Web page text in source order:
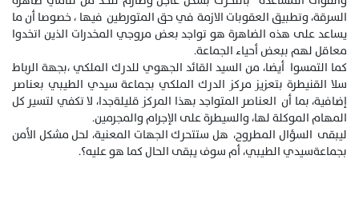
السرقة، وتطبيق العقوبات الازمة في حق المتورطين فيها ، خصوصا أن ما
يساعد على هذه الضاهرة هو تواجد بعض مروجي المخدرات الذين اتخدوا
معاقل لهم ببعض أحياء الجماعة.
كما التمسوا أيضا، من السيد القائد الجهوي للدرك الملكي ،بجهة الرباط
سلا القنيطرة بتعزيز مركز الدرك الملكي بجماعة سيدي الطيبي بعناصر
إضافية، بما أن العناصر المتواجد بهذا المركز قليلةجدا، لا تكفي لتسير كل
المهام الموكلة لها، والسيطرة على الإجرام والمجرمين.
ليبقى السؤال المطروح، هل ستتحرك الجهات المعنية، لحل مشكل الأمن
بجماعةسيدي الطيبي، أم سوف يبقى الحال كما هو عليه؟.